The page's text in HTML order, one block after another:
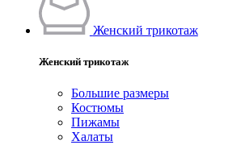
Женский трикотаж
Женский трикотаж
Большие размеры
Костюмы
Пижамы
Халаты